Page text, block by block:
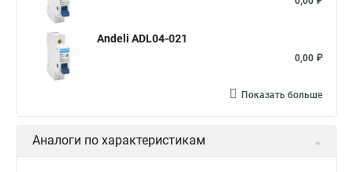
Andeli ADL04-021
0,00 ₽
Показать больше
Аналоги по характеристикам